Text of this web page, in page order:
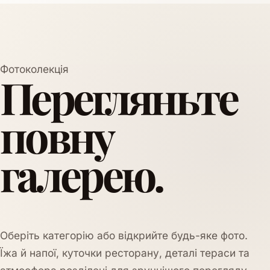
Фотоколекція
Перегляньте
повну
галерею.
Оберіть категорію або відкрийте будь-яке фото.
Їжа й напої, куточки ресторану, деталі тераси та